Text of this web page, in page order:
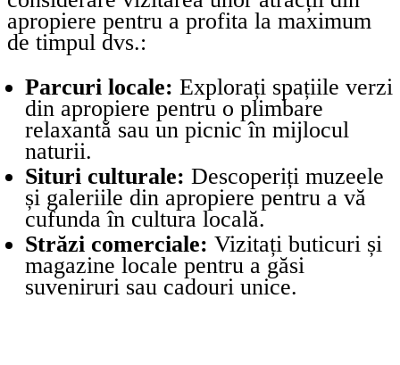
apropiere pentru a profita la maximum
de timpul dvs.:
Parcuri locale: Explorați spațiile verzi
din apropiere pentru o plimbare
relaxantă sau un picnic în mijlocul
naturii.
Situri culturale: Descoperiți muzeele
și galeriile din apropiere pentru a vă
cufunda în cultura locală.
Străzi comerciale: Vizitați buticuri și
magazine locale pentru a găsi
suveniruri sau cadouri unice.